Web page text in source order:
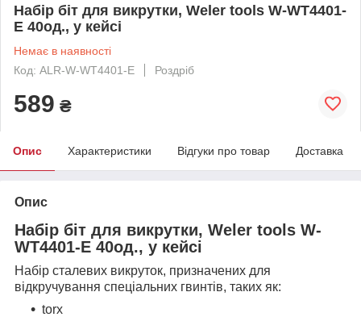
Набір біт для викрутки, Weler tools W-WT4401-
E 40од., у кейсі
Немає в наявності
Код: ALR-W-WT4401-E
Роздріб
589 ₴
Опис Характеристики Відгуки про товар Доставка
Опис
Набір біт для викрутки, Weler tools W-
WT4401-E 40од., у кейсі
Набір сталевих викруток, призначених для
відкручування спеціальних гвинтів, таких як:
torx